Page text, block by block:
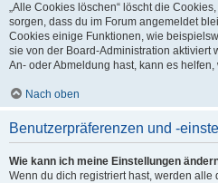
„Alle Cookies löschen“ löscht die
sorgen, dass du im Forum angemeldet
Cookies einige Funktionen, wie
sie von der Board-Administration aktiviert
An- oder Abmeldung hast, kann es
Nach oben
Benutzerpräferenzen und -
Wie kann ich meine Einstellungen
Wenn du dich registriert hast, werden